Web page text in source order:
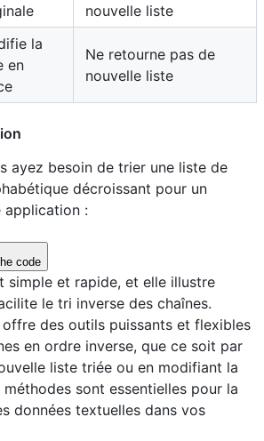
nouvelle liste
la
en
Ne retourne pas de
nouvelle liste
ayez besoin de trier une liste de
décroissant pour un
application :
code
simple et rapide, et elle illustre
le tri inverse des chaînes.
offre des outils puissants et flexibles
en ordre inverse, que ce soit par
liste triée ou en modifiant la
sont essentielles pour la
données textuelles dans vos